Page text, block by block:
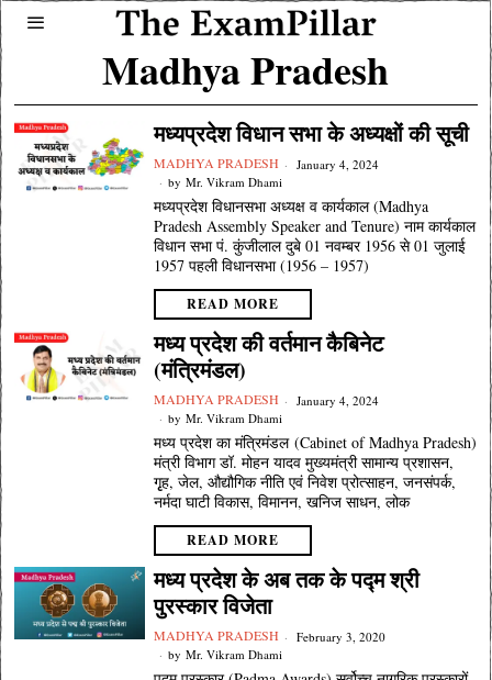
Madhya Pradesh
मध्‍यप्रदेश विधान सभा के अध्‍यक्षों की सूची
MADHYA PRADESH
January 4, 2024
by Mr. Vikram Dhami
मध्‍यप्रदेश विधानसभा अध्‍यक्ष व कार्यकाल (Madhya
Pradesh Assembly Speaker and Tenure) नाम कार्यकाल
विधान सभा पं. कुंजीलाल दुबे 01 नवम्बर 1956 से 01 जुलाई
1957 पहली विधानसभा (1956 – 1957)
READ MORE
मध्य प्रदेश की वर्तमान कैबिनेट
(मंत्रिमंडल)
MADHYA PRADESH
January 4, 2024
by Mr. Vikram Dhami
मध्य प्रदेश का मंत्रिमंडल (Cabinet of Madhya Pradesh)
मंत्री विभाग डॉ. मोहन यादव मुख्यमंत्री सामान्‍य प्रशासन,
गृृह, जेल, औद्यौगिक नीति एवं निवेश प्रोत्‍साहन, जनसंपर्क,
नर्मदा घाटी विकास, विमानन, खनिज साधन, लोक
READ MORE
मध्य प्रदेश के अब तक के पद्म श्री
पुरस्कार विजेता
MADHYA PRADESH
February 3, 2020
by Mr. Vikram Dhami